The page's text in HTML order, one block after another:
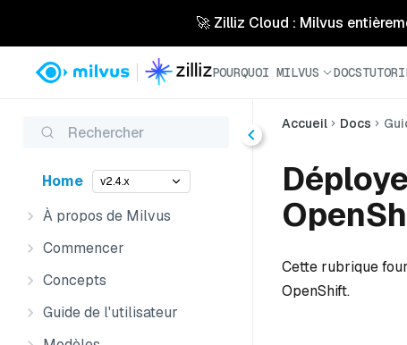
🚀 Zilliz Cloud : Milvus
POURQUOI MILVUS DOCS
Rechercher
Home v2.4.x
À propos de Milvus
Commencer
Concepts
Guide de l'utilisateur
Accueil Docs
Cette rubrique
OpenShift.